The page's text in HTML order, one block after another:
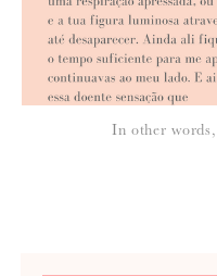
In other